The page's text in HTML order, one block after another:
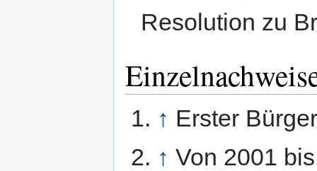
Resolution zu
↑ Erster
↑ Von 2001